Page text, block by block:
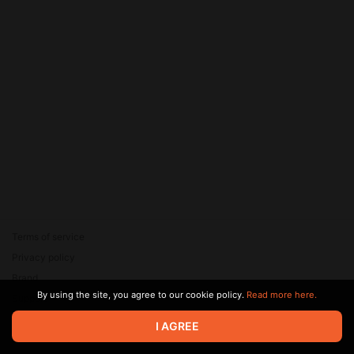
© 2026 Zaya Solutions Limited. All rights reserved. All trademarks
are the property of their respective owners.
Brand
SupportBy using the site, you agree to our cookie policy. Read more here.
I AGREE